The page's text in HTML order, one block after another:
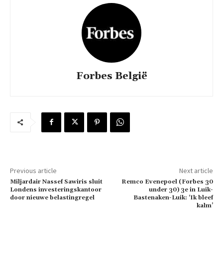
Forbes België
Previous article
Miljardair Nassef Sawiris sluit
Londens investeringskantoor
door nieuwe belastingregel
Next article
Remco Evenepoel (Forbes 30
under 30) 3e in Luik-
Bastenaken-Luik: ‘Ik bleef
kalm’